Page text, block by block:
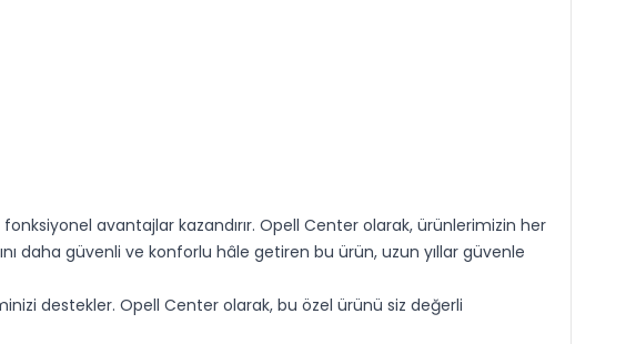
fonksiyonel avantajlar kazandırır. Opell Center olarak, ürünlerimizin her
daha güvenli ve konforlu hâle getiren bu ürün, uzun yıllar güvenle
destekler. Opell Center olarak, bu özel ürünü siz değerli